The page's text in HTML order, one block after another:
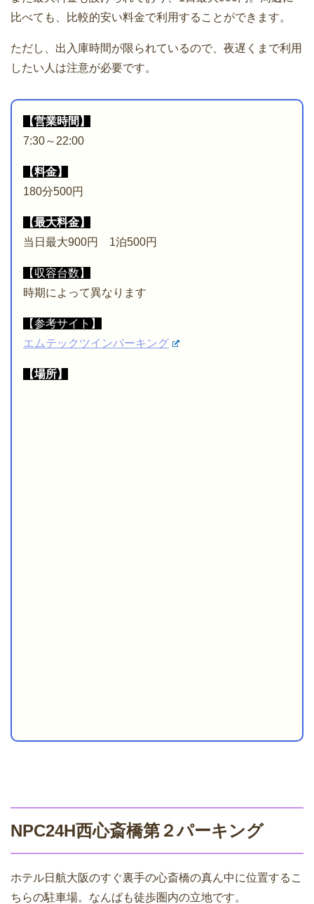
比べても、比較的安い料金で利用することができます。
ただし、出入庫時間が限られているので、夜遅くまで利用
したい人は注意が必要です。
【営業時間】
7:30～22:00
【料金】
180分500円
【最大料金】
当日最大900円 1泊500円
【収容台数】
時期によって異なります
【参考サイト】
エムテックツインパーキング
【場所】
NPC24H西心斎橋第２パーキング
ホテル日航大阪のすぐ裏手の心斎橋の真ん中に位置するこ
ちらの駐車場。なんばも徒歩圏内の立地です。